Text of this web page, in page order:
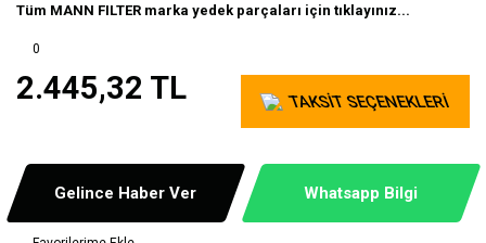
Tüm MANN FILTER marka yedek parçaları için tıklayınız...
0
2.445,32 TL TAKSİT SEÇENEKLERİ
Gelince Haber Ver Whatsapp Bilgi